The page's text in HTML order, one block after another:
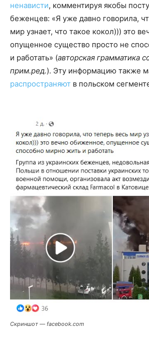
ненависти, комментируя якобы
беженцев: «Я уже давно говорила,
мир узнает, что такое кокол))) это
опущенное существо просто не
и работать» (авторская грамматика
прим.ред.). Эту информацию также
распространяют в польском
Скриншот — facebook.com